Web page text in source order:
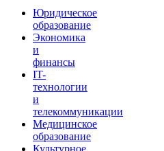
Юридическое
образование
Экономика
и
финансы
IT-
технологии
и
телекоммуникации
Медицинское
образование
Культурное